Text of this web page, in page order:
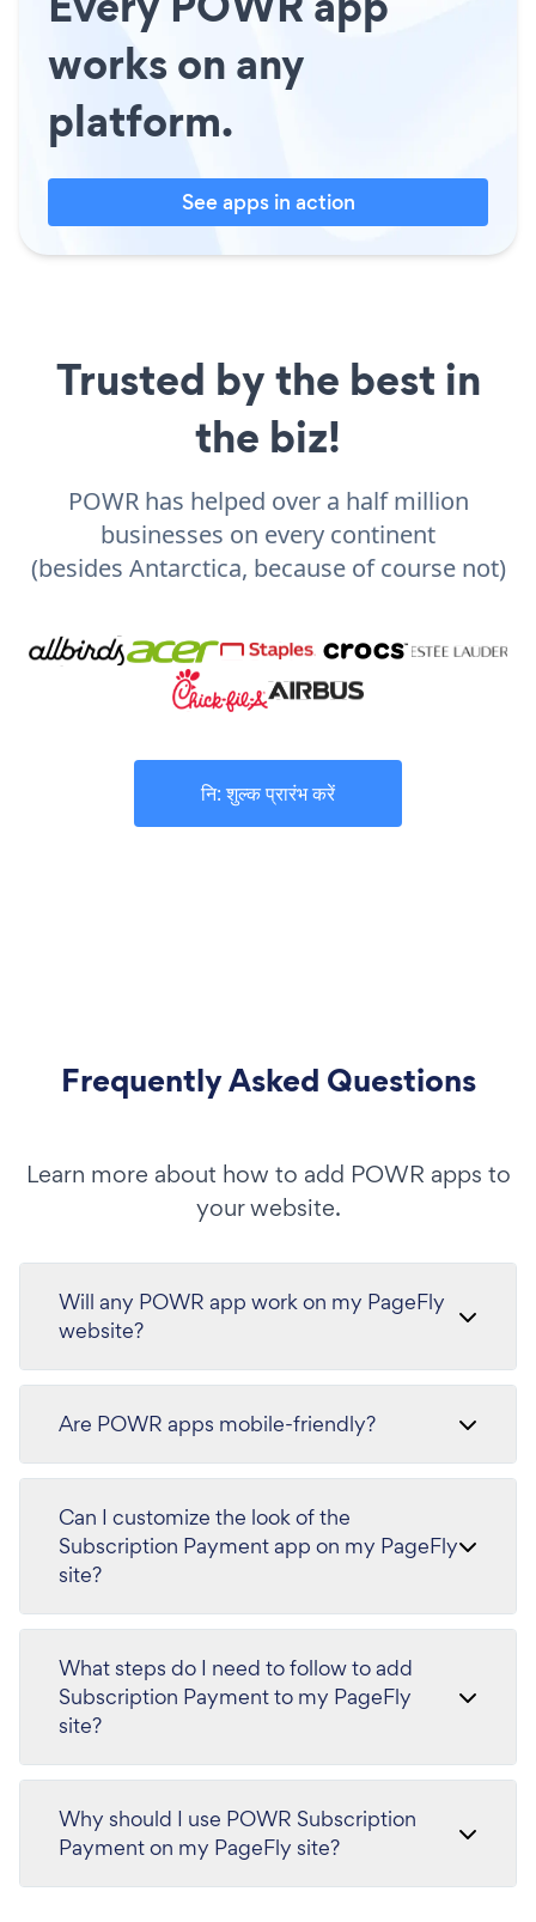
works on any
platform.
See apps in action
Trusted by the best in
the biz!
POWR has helped over a half million
businesses on every continent
(besides Antarctica, because of course not)
नि: शुल्क प्रारंभ करें
Frequently Asked Questions
Learn more about how to add POWR apps to
your website.
Will any POWR app work on my PageFly
website?
Are POWR apps mobile-friendly?
Can I customize the look of the
Subscription Payment app on my PageFly
site?
What steps do I need to follow to add
Subscription Payment to my PageFly
site?
Why should I use POWR Subscription
Payment on my PageFly site?